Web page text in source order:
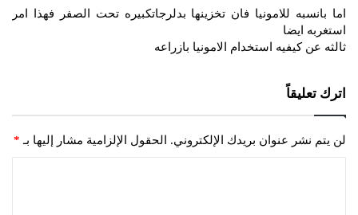
اما بانسبه للامونيا فان تخزينها بدلرجاتكبيره تحت الصفر فهذا امر
استغربه ايضا
ثالثه عن كيفيه استخدام الامونيا بازراعه
اترك تعليقاً
لن يتم نشر عنوان بريدك الإلكتروني. الحقول الإلزامية مشار إليها بـ *